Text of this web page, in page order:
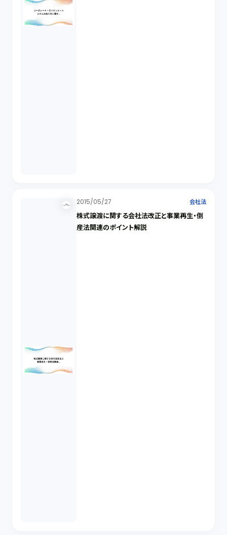
2015/05/27 会社法
株式譲渡に関する会社法改正と事業再生・倒
産法関連のポイント解説